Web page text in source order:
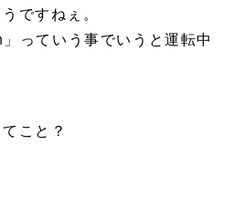
ですねぇ。
っていう事でいうと運転中
こと？